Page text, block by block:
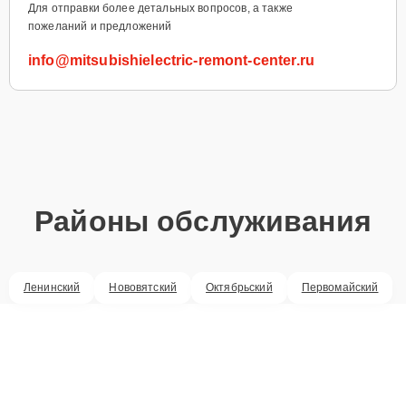
Для отправки более детальных вопросов, а также
пожеланий и предложений
info@mitsubishielectric-remont-center.ru
Районы обслуживания
Ленинский Нововятский Октябрьский Первомайский